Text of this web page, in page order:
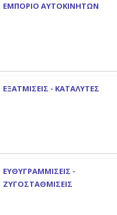
ΕΜΠΟΡΙΟ ΑΥΤΟΚΙΝΗΤΩΝ
ΕΞΑΤΜΙΣΕΙΣ - ΚΑΤΑΛΥΤΕΣ
ΕΥΘΥΓΡΑΜΜΙΣΕΙΣ -
ΖΥΓΟΣΤΑΘΜΙΣΕΙΣ